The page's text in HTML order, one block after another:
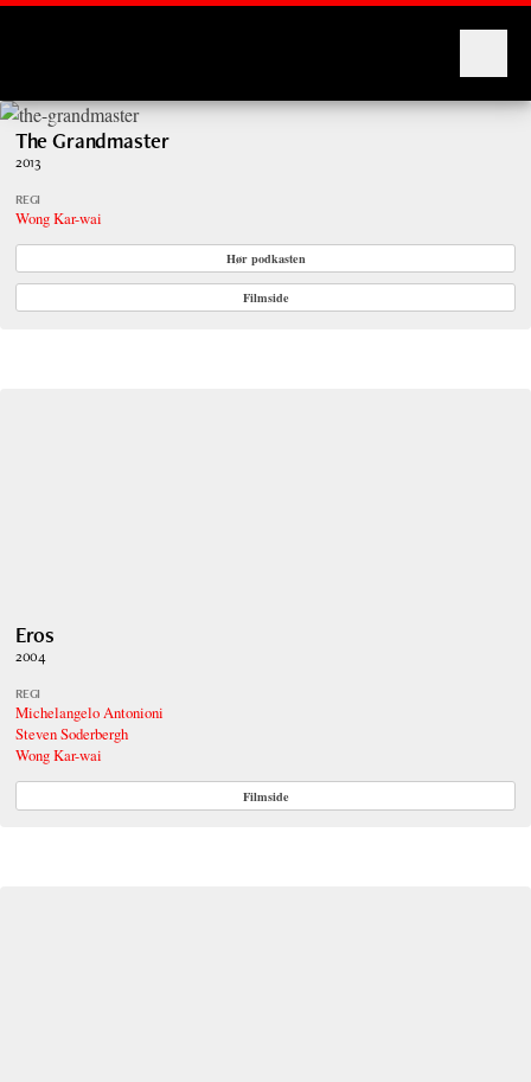
The Grandmaster
2013
REGI
Wong Kar-wai
Hør podkasten
Filmside
Eros
2004
REGI
Michelangelo Antonioni
Steven Soderbergh
Wong Kar-wai
Filmside